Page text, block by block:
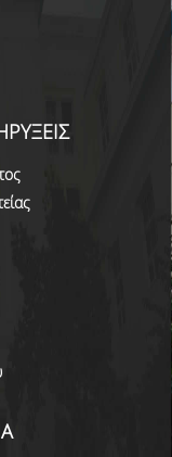
ΣΠΟΥΔΩΝ
ΣΠΟΥΔΩΝ
ΕΡΓΑΣΙΑ